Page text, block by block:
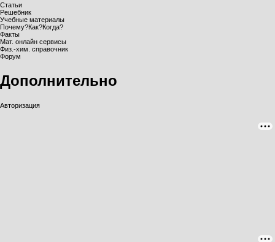
Статьи
Решебник
Учебные материалы
Почему?Как?Когда?
Факты
Мат. онлайн сервисы
Физ.-хим. справочник
Форум
Дополнительно
Авторизация